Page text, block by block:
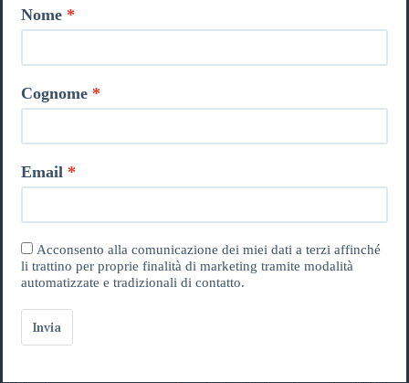
Nome
Cognome
Email
Acconsento alla comunicazione dei miei dati a terzi affinché
li trattino per proprie finalità di marketing tramite modalità
automatizzate e tradizionali di contatto.
Invia